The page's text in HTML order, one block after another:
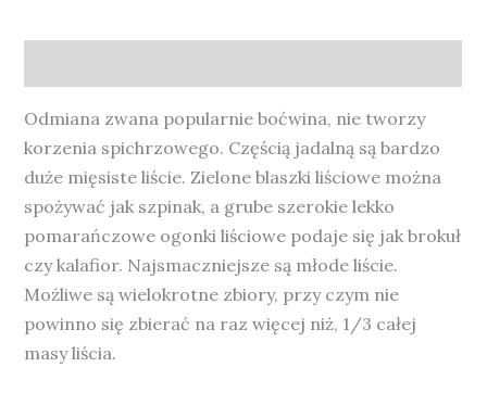
Odmiana zwana popularnie boćwina, nie tworzy
korzenia spichrzowego. Częścią jadalną są bardzo
duże mięsiste liście. Zielone blaszki liściowe można
spożywać jak szpinak, a grube szerokie lekko
pomarańczowe ogonki liściowe podaje się jak brokuł
czy kalafior. Najsmaczniejsze są młode liście.
Możliwe są wielokrotne zbiory, przy czym nie
powinno się zbierać na raz więcej niż, 1/3 całej
masy liścia.